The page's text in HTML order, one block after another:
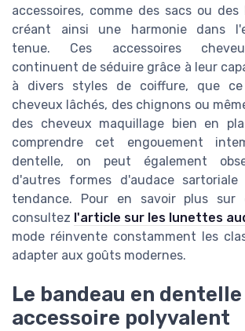
accessoires, comme des sacs ou des
créant ainsi une harmonie dans
tenue. Ces accessoires
continuent de séduire grâce à leur
à divers styles de coiffure, que
cheveux lâchés, des chignons ou
des cheveux maquillage bien en
comprendre cet engouement
dentelle, on peut également
d'autres formes d'audace
tendance. Pour en savoir plus sur
consultez l'article sur les lunettes
mode réinvente constamment les
adapter aux goûts modernes.
Le bandeau en dentelle
accessoire polyvalent